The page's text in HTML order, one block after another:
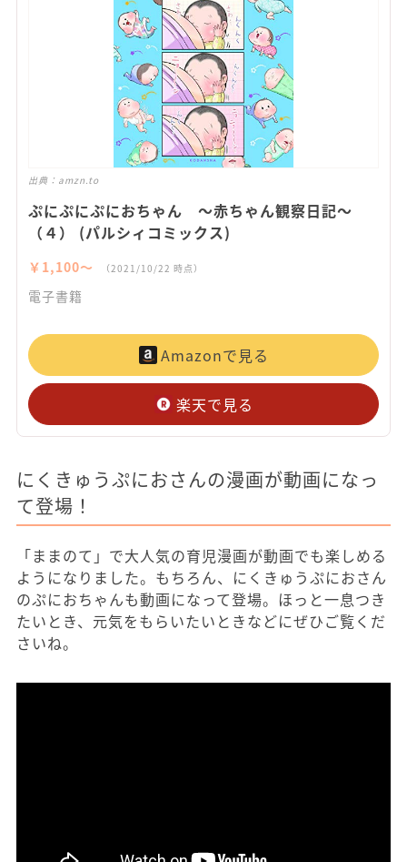
出典： amzn.to
ぷにぷにぷにおちゃん ～赤ちゃん観察日記～
（４） (パルシィコミックス)
￥1,100〜 （2021/10/22 時点）
電子書籍
Amazonで見る
楽天で見る
にくきゅうぷにおさんの漫画が動画になっ
て登場！
「ままのて」で大人気の育児漫画が動画でも楽しめる
ようになりました。もちろん、にくきゅうぷにおさん
のぷにおちゃんも動画になって登場。ほっと一息つき
たいとき、元気をもらいたいときなどにぜひご覧くだ
さいね。